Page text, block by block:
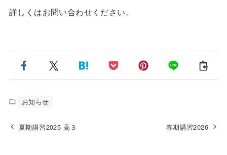
詳しくはお問い合わせください。
お知らせ
夏期講習2025 高３ 春期講習2026